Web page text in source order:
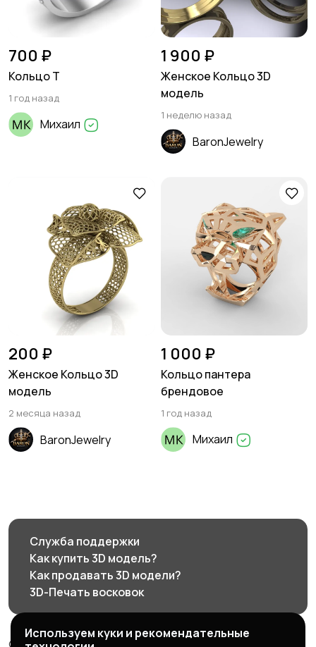
700 ₽
Кольцо Т
1 год назад
Михаил
1 900 ₽
Женское Кольцо 3D
модель
1 неделю назад
BaronJewelry
200 ₽
Женское Кольцо 3D
модель
2 месяца назад
BaronJewelry
1 000 ₽
Кольцо пантера
брендовое
1 год назад
Михаил
Служба поддержки
Как купить 3D модель?
Как продавать 3D модели?
3D-Печать восковок
Используем куки и рекомендательные